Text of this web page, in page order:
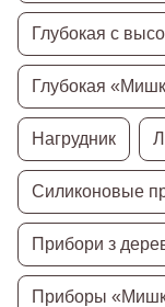
Глубокая с
Глубокая
Нагрудник
Силиконовые
Прибори з
Приборы